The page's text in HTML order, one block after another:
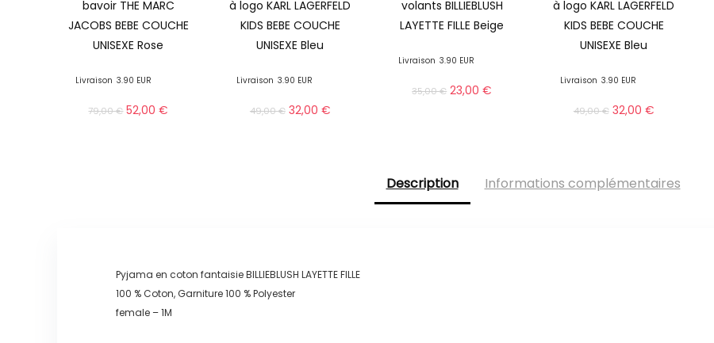
bavoir THE MARC
JACOBS BEBE COUCHE
UNISEXE Rose
Livraison 3.90 EUR
79,00€ 52,00€
à logo KARL LAGERFELD
KIDS BEBE COUCHE
UNISEXE Bleu
Livraison 3.90 EUR
49,00€ 32,00 €
volants BILLIEBLUSH
LAYETTE FILLE Beige
Livraison 3.90 EUR
35,00€ 23,00€
à logo KARL LAGERFELD
KIDS BEBE COUCHE
UNISEXE Bleu
Livraison 3.90 EUR
49,00€ 32,00 €
Description Informations complémentaires
Pyjama en coton fantaisie BILLIEBLUSH LAYETTE FILLE
100 % Coton, Garniture 100 % Polyester
female – 1M